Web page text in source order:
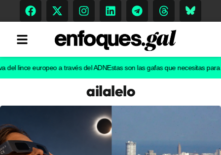
europeo a través del ADNEstas son las gafas que necesitas para ver
ailalelo